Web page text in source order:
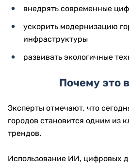
внедрять современные
ускорить модернизацию
инфраструктуры
развивать экологичные
Почему это
Эксперты отмечают, что
городов становится одним из
трендов.
Использование ИИ, цифровых